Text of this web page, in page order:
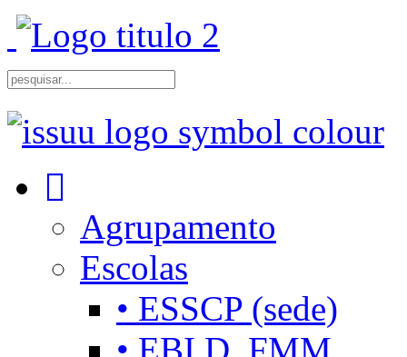
Agrupamento
Escolas
• ESSCP (sede)